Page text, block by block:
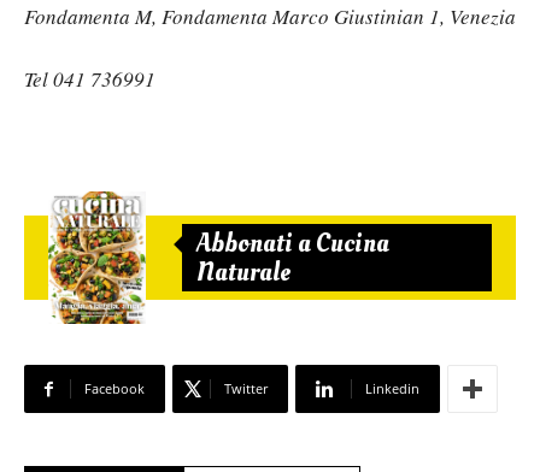
Fondamenta M, Fondamenta Marco Giustinian 1, Venezia
Tel 041 736991
Abbonati a Cucina
Naturale
Facebook Twitter Linkedin